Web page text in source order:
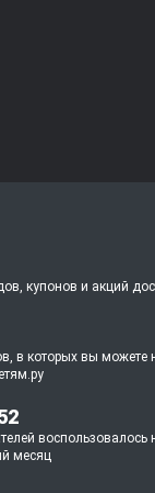
купонов и акций
в которых вы можете
месяц